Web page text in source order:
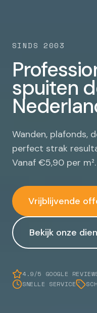
SINDS 2003
spuiten
Wanden, plafonds,
perfect strak
Vanaf €5,90 per m².
Vrijblijvende
Bekijk onze
4.9/5 GOOGLE
SNELLE SERVICE